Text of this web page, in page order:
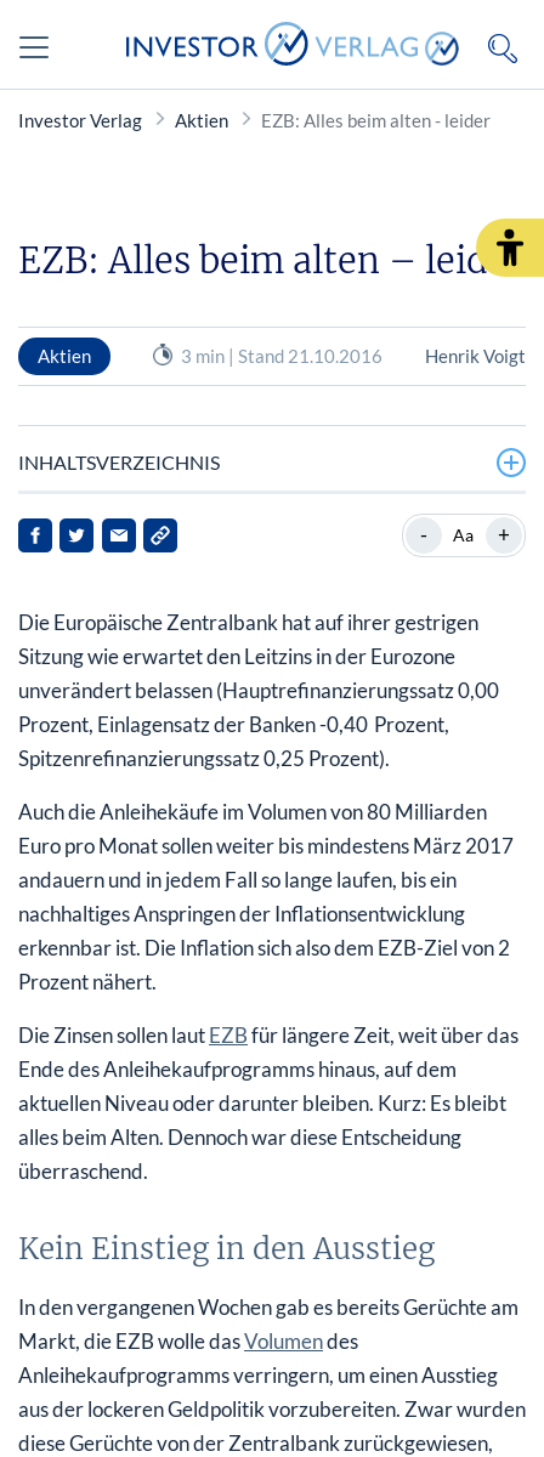
Investor Verlag Aktien EZB: Alles beim alten - leider
EZB: Alles beim alten – leider
Aktien 3 min | Stand 21.10.2016 Henrik Voigt
INHALTSVERZEICHNIS
Kein Einstieg in den Ausstieg
Straffere Geldpolitik würde Wirtschaft und
Kapitalströme sogar ankurbeln
Von der Situation profitiert nur eine Anlageklasse
- Aa +
Die Europäische Zentralbank hat auf ihrer gestrigen
Sitzung wie erwartet den Leitzins in der Eurozone
unverändert belassen (Hauptrefinanzierungssatz 0,00
Prozent, Einlagensatz der Banken -0,40 Prozent,
Spitzenrefinanzierungssatz 0,25 Prozent).
Auch die Anleihekäufe im Volumen von 80 Milliarden
Euro pro Monat sollen weiter bis mindestens März 2017
andauern und in jedem Fall so lange laufen, bis ein
nachhaltiges Anspringen der Inflationsentwicklung
erkennbar ist. Die Inflation sich also dem EZB-Ziel von 2
Prozent nähert.
Die Zinsen sollen lautEZBfür längere Zeit, weit über das
Ende des Anleihekaufprogramms hinaus, auf dem
aktuellen Niveau oder darunter bleiben. Kurz: Es bleibt
alles beim Alten. Dennoch war diese Entscheidung
überraschend.
Kein Einstieg in den Ausstieg
In den vergangenen Wochen gab es bereits Gerüchte am
Markt, die EZB wolle dasVolumendes
Anleihekaufprogramms verringern, um einen Ausstieg
aus der lockeren Geldpolitik vorzubereiten. Zwar wurden
diese Gerüchte von der Zentralbank zurückgewiesen,